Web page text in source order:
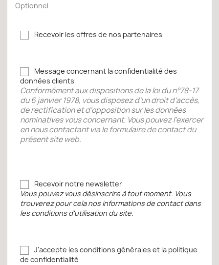
Optionnel
Recevoir les offres de nos partenaires
Message concernant la confidentialité des
données clients
Conformément aux dispositions de la loi du n°78-17
du 6 janvier 1978, vous disposez d'un droit d'accès,
de rectification et d'opposition sur les données
nominatives vous concernant. Vous pouvez l'exercer
en nous contactant via le formulaire de contact du
présent site web.
Recevoir notre newsletter
Vous pouvez vous désinscrire à tout moment. Vous
trouverez pour cela nos informations de contact dans
les conditions d'utilisation du site.
J'accepte les conditions générales et la politique
de confidentialité